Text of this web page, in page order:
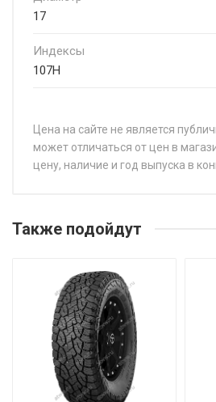
17
Индексы
107H
Цена на сайте не является
может отличаться от цен в
цену, наличие и год выпуска в
Michelin Primacy SUV+ 215/
Michelin Primacy SUV+ 225/
Michelin Primacy SUV+ 225/
Michelin Primacy SUV+ 235/
Также подойдут